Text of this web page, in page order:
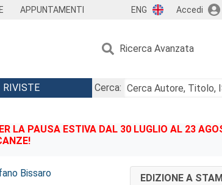
APPUNTAMENTI ENG Accedi
Ricerca Avanzata
RIVISTE
Cerca:
LA PAUSA ESTIVA DAL 30 LUGLIO AL 23
Bissaro EDIZIONE A